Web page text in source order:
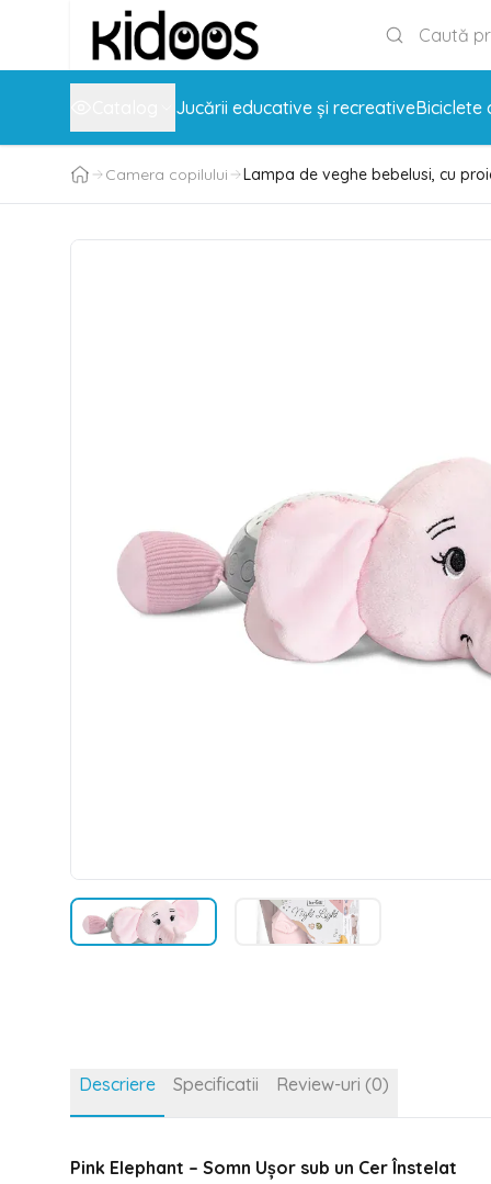
Jucării educative și recreativeBiciclete
Camera copilului Lampa de veghe bebelusi, cu
Descriere Specificatii Review-uri (0)
Pink Elephant – Somn Ușor sub un Cer Înstelat